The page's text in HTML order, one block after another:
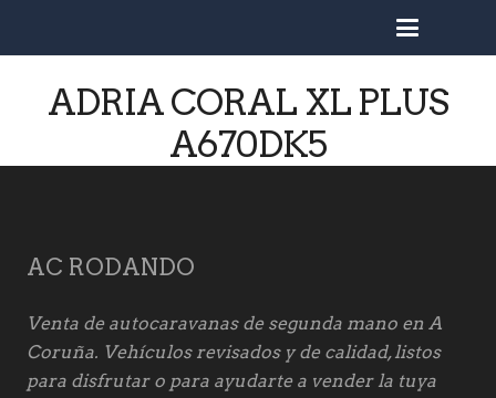
ADRIA CORAL XL PLUS
A670DK5
AC RODANDO
Venta de autocaravanas de segunda mano en A
Coruña. Vehículos revisados y de calidad, listos
para disfrutar o para ayudarte a vender la tuya